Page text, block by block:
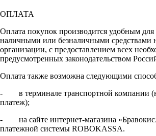
ОПЛАТА
Оплата покупок производится удобным
наличными или безналичными средствами
организации, с предоставлением всех
предусмотренных законодательством
Оплата также возможна следующими
- в терминале транспортной компании
платеж);
- на сайте интернет-магазина
платежной системы ROBOKASSA.